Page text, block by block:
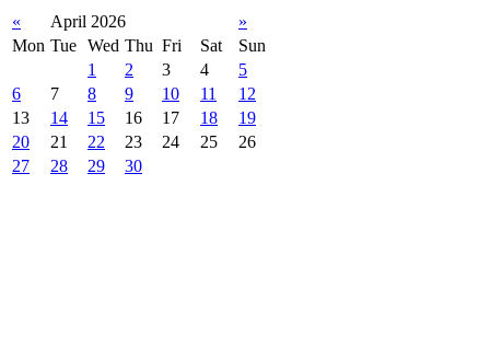
« April 2026
»
Mon Tue Wed Thu Fri Sat
Sun
1
2 3 4
5
6
7 8 9 10 11
12
13
14 15 16 17 18
19
20
21 22 23 24 25
26
27
28 29 30